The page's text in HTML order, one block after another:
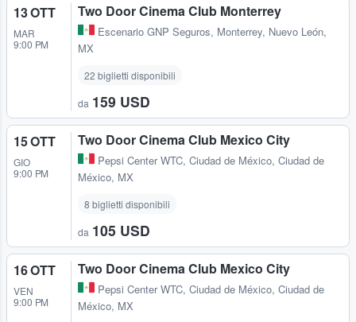
13 OTT
MAR
9:00 PM
Two Door Cinema Club Monterrey
Escenario GNP Seguros, Monterrey, Nuevo León,
MX
22 biglietti disponibili
da 159 USD
15 OTT
GIO
9:00 PM
Two Door Cinema Club Mexico City
Pepsi Center WTC, Ciudad de México, Ciudad de
México, MX
8 biglietti disponibili
da 105 USD
16 OTT
VEN
9:00 PM
Two Door Cinema Club Mexico City
Pepsi Center WTC, Ciudad de México, Ciudad de
México, MX